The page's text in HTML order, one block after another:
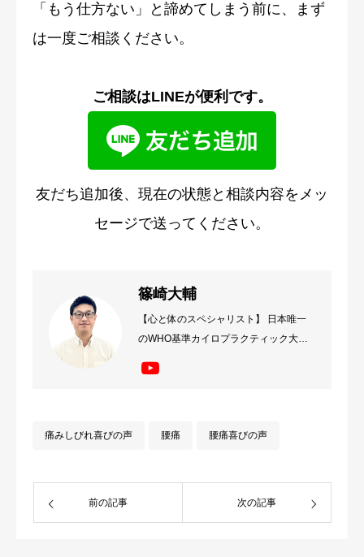
「もう仕方ない」と諦めてしまう前に、まず
は一度ご相談ください。
ご相談はLINEが便利です。
友だち追加後、現在の状態と相談内容をメッ
セージで送ってください。
篠崎大輔
【心と体のスペシャリスト】 日本唯一
のWHO基準カイロプラクティック大学
で病院で治らない、薬・手術は避けたい
方はご相談ください。
痛みしびれ喜びの声 腰痛 腰痛喜びの声
前の記事 次の記事